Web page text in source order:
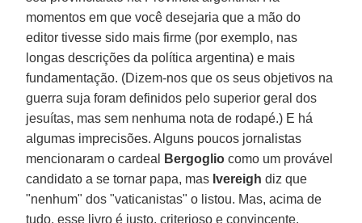
momentos em que você desejaria que a mão do
editor tivesse sido mais firme (por exemplo, nas
longas descrições da política argentina) e mais
fundamentação. (Dizem-nos que os seus objetivos na
guerra suja foram definidos pelo superior geral dos
jesuítas, mas sem nenhuma nota de rodapé.) E há
algumas imprecisões. Alguns poucos jornalistas
mencionaram o cardeal
Bergoglio como um provável
candidato a se tornar papa, mas Ivereigh diz que
"nenhum" dos "vaticanistas" o listou. Mas, acima de
tudo, esse livro é justo, criterioso e convincente.